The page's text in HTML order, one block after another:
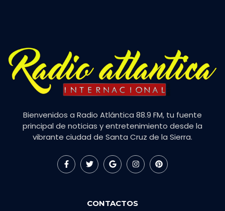
Bienvenidos a Radio Atlántica 88.9 FM, tu fuente
principal de noticias y entretenimiento desde la
vibrante ciudad de Santa Cruz de la Sierra.
CONTACTOS